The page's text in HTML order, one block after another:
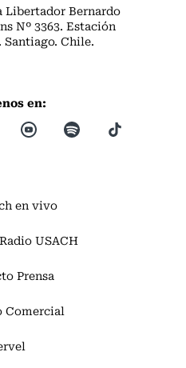
Libertador Bernardo
Nº 3363. Estación
Santiago. Chile.
en:
en vivo
USACH
Prensa
Comercial